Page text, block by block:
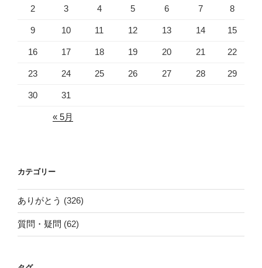
2 3 4 5 6 7 8
9 10 11 12 13 14 15
16 17 18 19 20 21 22
23 24 25 26 27 28 29
30 31
« 5月
カテゴリー
ありがとう (326)
質問・疑問 (62)